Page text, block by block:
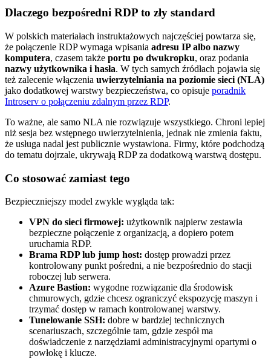
Dlaczego bezpośredni RDP to zły standard
W polskich materiałach instruktażowych najczęściej powtarza się,
że połączenie RDP wymaga wpisania adresu IP albo nazwy
komputera, czasem także portu po dwukropku, oraz podania
nazwy użytkownika i hasła. W tych samych źródłach pojawia się
też zalecenie włączenia uwierzytelniania na poziomie sieci (NLA)
jako dodatkowej warstwy bezpieczeństwa, co opisuje poradnik
Introserv o połączeniu zdalnym przez RDP.
To ważne, ale samo NLA nie rozwiązuje wszystkiego. Chroni lepiej
niż sesja bez wstępnego uwierzytelnienia, jednak nie zmienia faktu,
że usługa nadal jest publicznie wystawiona. Firmy, które podchodzą
do tematu dojrzale, ukrywają RDP za dodatkową warstwą dostępu.
Co stosować zamiast tego
Bezpieczniejszy model zwykle wygląda tak:
VPN do sieci firmowej: użytkownik najpierw zestawia
bezpieczne połączenie z organizacją, a dopiero potem
uruchamia RDP.
Brama RDP lub jump host: dostęp prowadzi przez
kontrolowany punkt pośredni, a nie bezpośrednio do stacji
roboczej lub serwera.
Azure Bastion: wygodne rozwiązanie dla środowisk
chmurowych, gdzie chcesz ograniczyć ekspozycję maszyn i
trzymać dostęp w ramach kontrolowanej warstwy.
Tunelowanie SSH: dobre w bardziej technicznych
scenariuszach, szczególnie tam, gdzie zespół ma
doświadczenie z narzędziami administracyjnymi opartymi o
powłokę i klucze.